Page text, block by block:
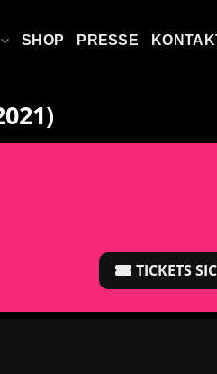
SHOP PRESSE
TICKETS